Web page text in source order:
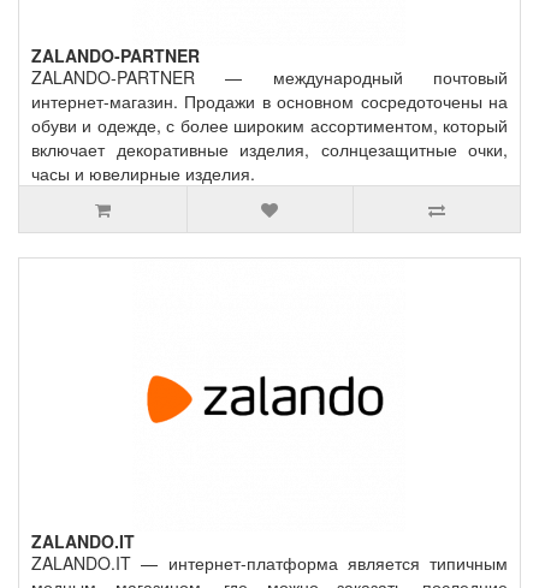
ZALANDO-PARTNER
ZALANDO-PARTNER — международный почтовый
интернет-магазин. Продажи в основном сосредоточены на
обуви и одежде, с более широким ассортиментом, который
включает декоративные изделия, солнцезащитные очки,
часы и ювелирные изделия.
ZALANDO.IT
ZALANDO.IT — интернет-платформа является типичным